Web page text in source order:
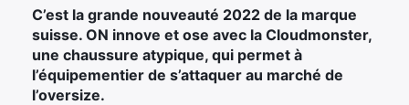
C’est la grande nouveauté 2022 de la marque
suisse. ON innove et ose avec la Cloudmonster,
une chaussure atypique, qui permet à
l’équipementier de s’attaquer au marché de
l’oversize.